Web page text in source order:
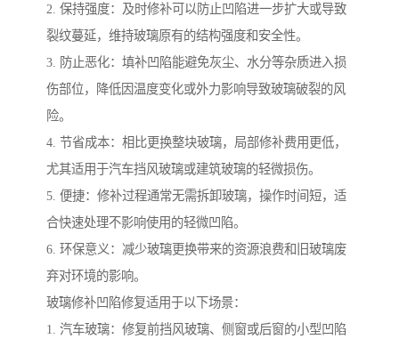
2. 保持强度：及时修补可以防止凹陷进一步扩大或导致
裂纹蔓延，维持玻璃原有的结构强度和安全性。
3. 防止恶化：填补凹陷能避免灰尘、水分等杂质进入损
伤部位，降低因温度变化或外力影响导致玻璃破裂的风
险。
4. 节省成本：相比更换整块玻璃，局部修补费用更低，
尤其适用于汽车挡风玻璃或建筑玻璃的轻微损伤。
5. 便捷：修补过程通常无需拆卸玻璃，操作时间短，适
合快速处理不影响使用的轻微凹陷。
6. 环保意义：减少玻璃更换带来的资源浪费和旧玻璃废
弃对环境的影响。
玻璃修补凹陷修复适用于以下场景：
1. 汽车玻璃：修复前挡风玻璃、侧窗或后窗的小型凹陷